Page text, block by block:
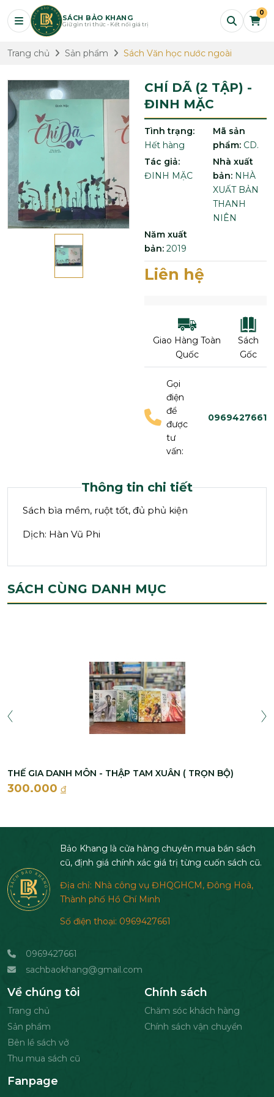
SÁCH BẢO KHANG
Giữ gìn tri thức - Kết nối giá trị
0
Trang chủ Sản phẩm Sách Văn học nước ngoài
CHÍ DÃ (2 TẬP) -
ĐINH MẶC
Tình trạng:
Hết hàng
Mã sản
phẩm: CD.
Tác giả:
ĐINH MẶC
Nhà xuất
bản: NHÀ
XUẤT BẢN
THANH
NIÊN
Năm xuất
bản: 2019
Liên hệ
Giao Hàng Toàn
Quốc
Sách
Gốc
Gọi
điện
để
được
tư
vấn:
0969427661
Thông tin chi tiết
Sách bìa mềm, ruột tốt, đủ phủ kiện
Dịch: Hàn Vũ Phi
SÁCH CÙNG DANH MỤC
THẾ GIA DANH MÔN - THẬP TAM XUÂN ( TRỌN BỘ)
300.000 đ
Bảo Khang là cửa hàng chuyên mua bán sách
cũ, định giá chính xác giá trị từng cuốn sách cũ.
Địa chỉ: Nhà công vụ ĐHQGHCM, Đông Hoà,
Thành phố Hồ Chí Minh
Số điện thoại: 0969427661
0969427661
sachbaokhang@gmail.com
Về chúng tôi
Trang chủ
Sản phẩm
Bên lề sách vở
Thu mua sách cũ
Chính sách
Chăm sóc khách hàng
Chính sách vận chuyển
Fanpage